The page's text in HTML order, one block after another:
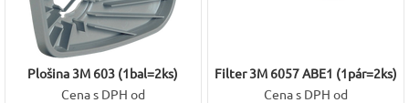
Plošina 3M 603 (1bal=2ks)
Cena s DPH od
Filter 3M 6057 ABE1 (1pár=2ks)
Cena s DPH od